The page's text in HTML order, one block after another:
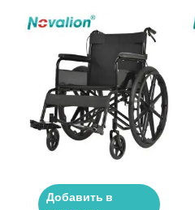
Добавить в